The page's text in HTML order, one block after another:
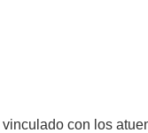
con los